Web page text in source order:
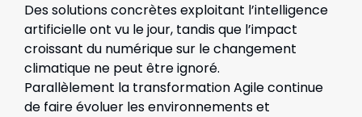
Des solutions concrètes exploitant l’intelligence
artificielle ont vu le jour, tandis que l’impact
croissant du numérique sur le changement
climatique ne peut être ignoré.
Parallèlement la transformation Agile continue
de faire évoluer les environnements et